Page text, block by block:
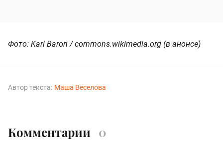
Фото: Karl Baron / commons.wikimedia.org (в анонсе)
Автор текста: Маша Веселова
Комментарии 0